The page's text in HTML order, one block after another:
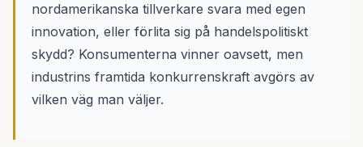
nordamerikanska tillverkare svara med egen
innovation, eller förlita sig på handelspolitiskt
skydd? Konsumenterna vinner oavsett, men
industrins framtida konkurrenskraft avgörs av
vilken väg man väljer.